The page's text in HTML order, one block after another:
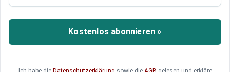
Arbeitnehmer?
Die andauernde Wirtschaftskrise führt in
Deutschland zu immer mehr Firmenpleiten und
Kostenlos abonnieren »